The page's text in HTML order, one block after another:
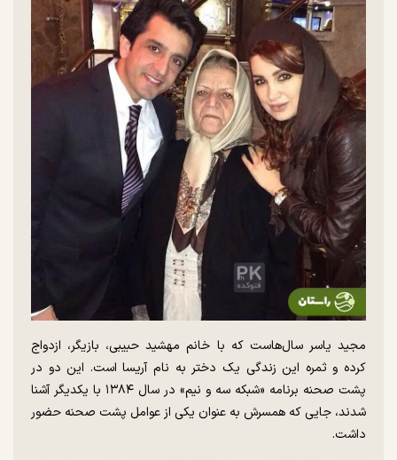
مجید یاسر سال‌هاست که با خانم مهشید حبیبی، بازیگر، ازدواج
کرده و ثمره این زندگی یک دختر به نام آریسا است. این دو در
پشت صحنه برنامه «شبکه سه و نیم» در سال ۱۳۸۴ با یکدیگر آشنا
شدند، جایی که همسرش به عنوان یکی از عوامل پشت صحنه حضور
داشت.